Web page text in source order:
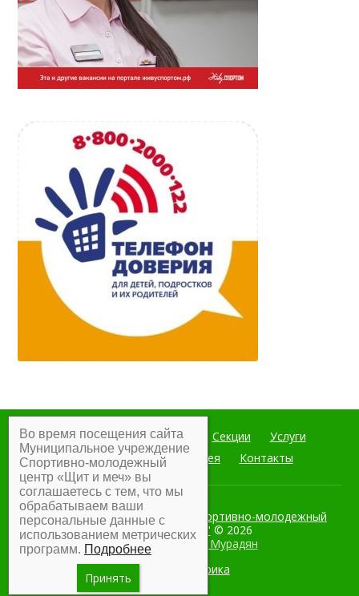
Главная Мероприятия Секции
Услуги
Документы
Фотогалерея Контакты
Муниципальное учреждение Спортивно-молодежный
центр "Щит и меч" © 2026
Разработка:Армен Мурадян
Во время посещения сайта
Муниципальное учреждение
Спортивно-молодежный
центр «Щит и меч» вы
соглашаетесь с тем, что мы
обрабатываем ваши
персональные данные с
использованием метрических
программ. Подробнее